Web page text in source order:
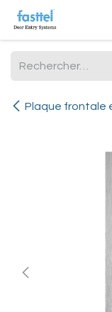
Se rendre au contenu
Plaque frontale